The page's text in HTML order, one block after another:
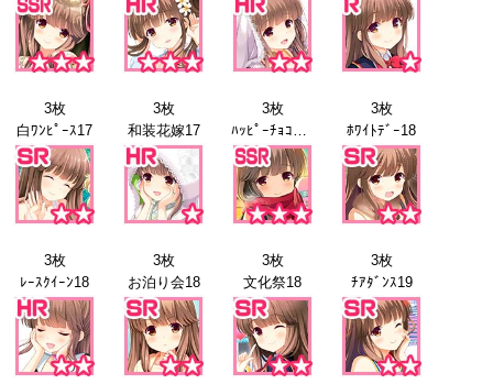
3枚
白ﾜﾝﾋﾟｰｽ17
3枚
和装花嫁17
3枚
ﾊｯﾋﾟｰﾁｮｺﾚｰﾄ
3枚
ﾎﾜｲﾄﾃﾞｰ18
3枚
ﾚｰｽｸｲｰﾝ18
3枚
お泊り会18
3枚
文化祭18
3枚
ﾁｱﾀﾞﾝｽ19